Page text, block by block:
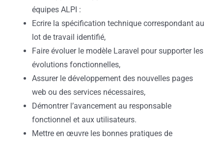
équipes ALPI :
Ecrire la spécification technique correspondant au
lot de travail identifié,
Faire évoluer le modèle Laravel pour supporter les
évolutions fonctionnelles,
Assurer le développement des nouvelles pages
web ou des services nécessaires,
Démontrer l’avancement au responsable
fonctionnel et aux utilisateurs.
Mettre en œuvre les bonnes pratiques de